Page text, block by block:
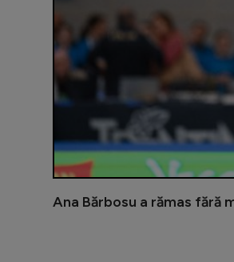
Ana Bărbosu a rămas fără